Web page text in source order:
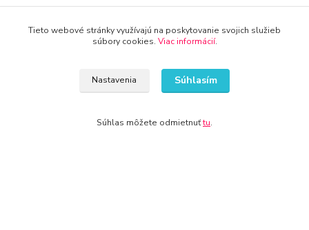
Tieto webové stránky využívajú na poskytovanie svojich služieb
súbory cookies. Viac informácií.
Nastavenia Súhlasím
Súhlas môžete odmietnuťtu.